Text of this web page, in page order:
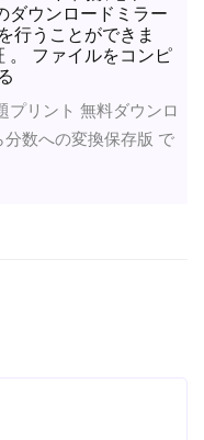
ダウンロードミラー
行うことができま
。 ファイルをコンピ
プリント 無料ダウンロ
数への変換保存版 で